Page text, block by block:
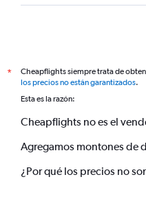
*
Cheapflights siempre trata de
los precios no están garantizados.
Esta es la razón:
Cheapflights no es el
Agregamos montones de
¿Por qué los precios no